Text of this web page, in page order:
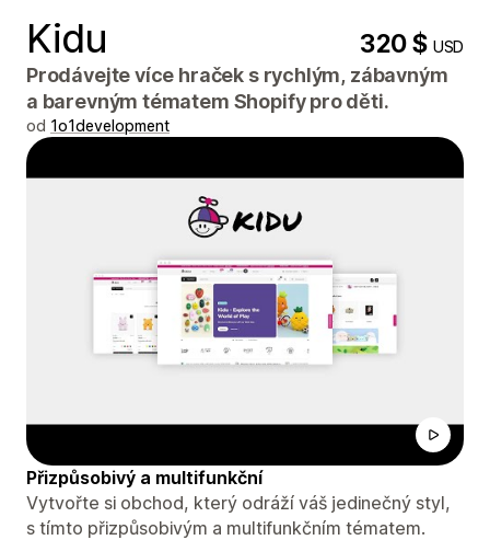
Kidu 320 $USD
Prodávejte více hraček s rychlým, zábavným
a barevným tématem Shopify pro děti.
od 1o1development
Přizpůsobivý a multifunkční
Vytvořte si obchod, který odráží váš jedinečný styl,
s tímto přizpůsobivým a multifunkčním tématem.